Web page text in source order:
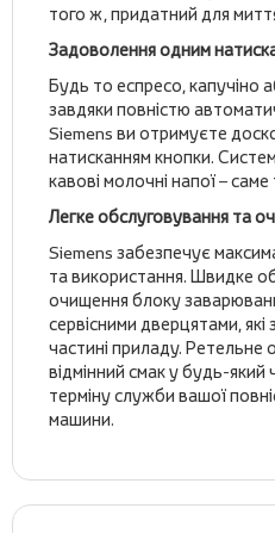
того ж, придатний для
Задоволення одним
Будь то еспресо, капучіно
завдяки повністю
Siemens ви отримуєте
натисканням кнопки.
кавові молочні напої –
Легке обслуговування та
Siemens забезпечує
та використання. Швидке
очищення блоку
сервісними дверцятами,
частині приладу. Ретельне
відмінний смак у будь-
терміну служби вашої
машини.